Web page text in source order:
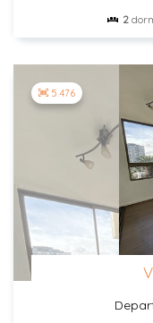
2
5.476